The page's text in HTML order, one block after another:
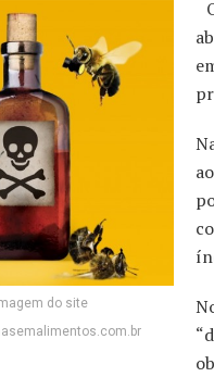
do site